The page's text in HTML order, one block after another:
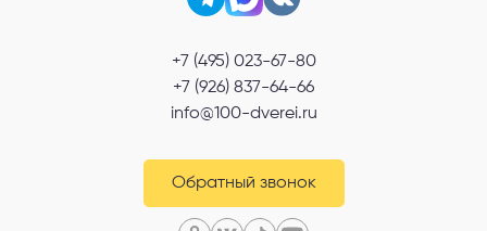
+7 (495) 023-67-80
+7 (926) 837-64-66
info@100-dverei.ru
Обратный звонок